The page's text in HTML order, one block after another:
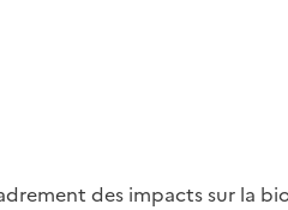
des impacts sur la